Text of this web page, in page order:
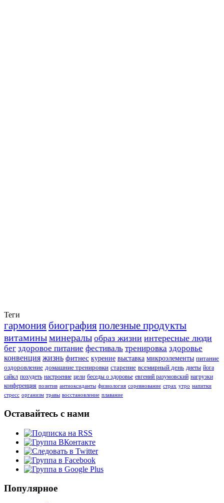
Теги
гармония биографияполезные продукты
витаминыминералы образ жизни интересные люди
бег здоровое питание фестиваль тренировка здоровье
конвенция жизнь фитнес курение выставка микроэлементы питание
оздоровление домашние тренировки старение всемирный день диеты йога
сайкл похудеть настроение цели беседы о здоровье евгений разумовский нагрузки
конференция позитив антиоксиданты физиология соревнование страх утро напитки
стресс организм травы восстановление плавание
Оставайтесь с нами
Популярное